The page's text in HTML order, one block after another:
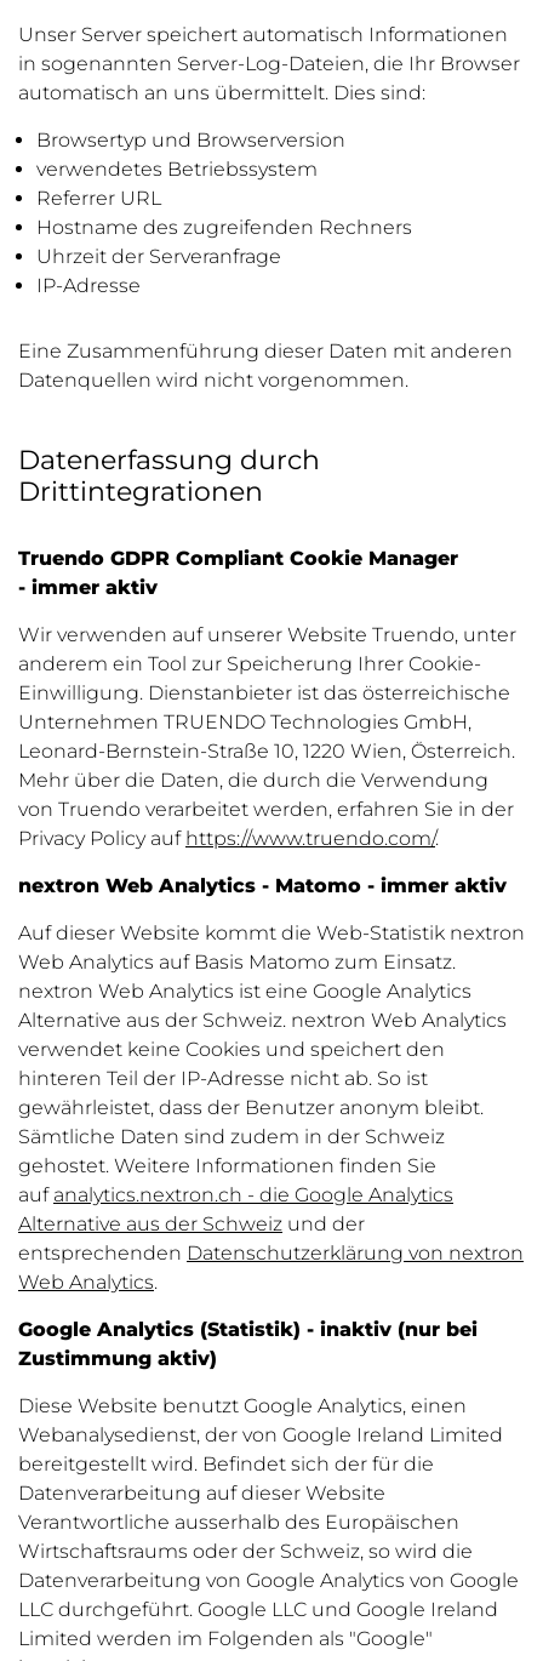
Unser Server speichert automatisch Informationen
in sogenannten Server-Log-Dateien, die Ihr Browser
automatisch an uns übermittelt. Dies sind:
Browsertyp und Browserversion
verwendetes Betriebssystem
Referrer URL
Hostname des zugreifenden Rechners
Uhrzeit der Serveranfrage
IP-Adresse
Eine Zusammenführung dieser Daten mit anderen
Datenquellen wird nicht vorgenommen.
Datenerfassung durch
Drittintegrationen
Truendo GDPR Compliant Cookie Manager
- immer aktiv
Wir verwenden auf unserer Website Truendo, unter
anderem ein Tool zur Speicherung Ihrer Cookie-
Einwilligung. Dienstanbieter ist das österreichische
Unternehmen TRUENDO Technologies GmbH,
Leonard-Bernstein-Straße 10, 1220 Wien, Österreich.
Mehr über die Daten, die durch die Verwendung
von Truendo verarbeitet werden, erfahren Sie in der
Privacy Policy auf https://www.truendo.com/.
nextron Web Analytics - Matomo - immer aktiv
Auf dieser Website kommt die Web-Statistik nextron
Web Analytics auf Basis Matomo zum Einsatz.
nextron Web Analytics ist eine Google Analytics
Alternative aus der Schweiz. nextron Web Analytics
verwendet keine Cookies und speichert den
hinteren Teil der IP-Adresse nicht ab. So ist
gewährleistet, dass der Benutzer anonym bleibt.
Sämtliche Daten sind zudem in der Schweiz
gehostet. Weitere Informationen finden Sie
auf analytics.nextron.ch - die Google Analytics
Alternative aus der Schweiz und der
entsprechenden Datenschutzerklärung von nextron
Web Analytics.
Google Analytics (Statistik) - inaktiv (nur bei
Zustimmung aktiv)
Diese Website benutzt Google Analytics, einen
Webanalysedienst, der von Google Ireland Limited
bereitgestellt wird. Befindet sich der für die
Datenverarbeitung auf dieser Website
Verantwortliche ausserhalb des Europäischen
Wirtschaftsraums oder der Schweiz, so wird die
Datenverarbeitung von Google Analytics von Google
LLC durchgeführt. Google LLC und Google Ireland
Limited werden im Folgenden als "Google"